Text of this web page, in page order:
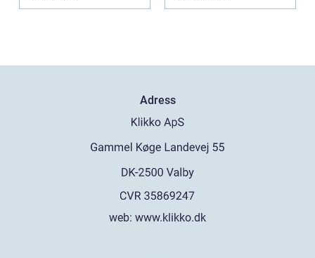
Adress
web: www.klikko.dk